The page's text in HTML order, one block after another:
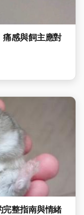
痛感與飼主應對
完整指南與情緒